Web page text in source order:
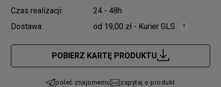
Czas realizacji:
24 - 48h
Dostawa:
od 19,00 zł - Kurier GLS
Cena nie zawiera ewentualnych kosztów płatności
POBIERZ KARTĘ PRODUKTU
poleć znajomemu zapytaj o produkt